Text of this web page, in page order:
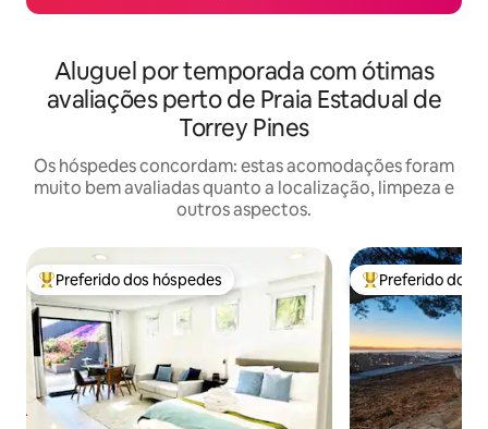
Aluguel por temporada com ótimas
avaliações perto de Praia Estadual de
Torrey Pines
Os hóspedes concordam: estas acomodações foram
muito bem avaliadas quanto a localização, limpeza e
outros aspectos.
Entre os melhores preferidos dos hóspedes
Preferido dos hóspedes Entre os
Preferido dos